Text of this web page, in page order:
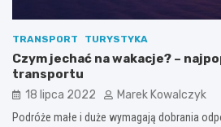
TRANSPORT TURYSTYKA
Czym jechać na wakacje? –
transportu
18 lipca 2022 Marek Kowalczyk
Podróże małe i duże wymagają dobrania